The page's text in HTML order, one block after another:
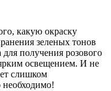
какую окраску
зеленых тонов
получения розового
освещением. И не
слишком